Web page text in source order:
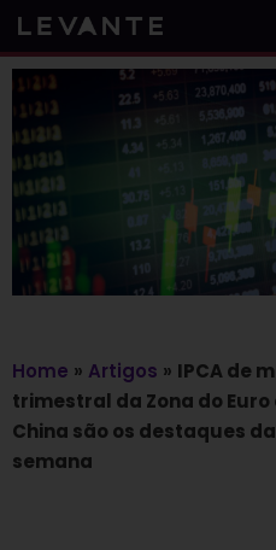
Skip
to
content
Home » Artigos » IPCA de
trimestral da Zona do
China são os destaques
semana